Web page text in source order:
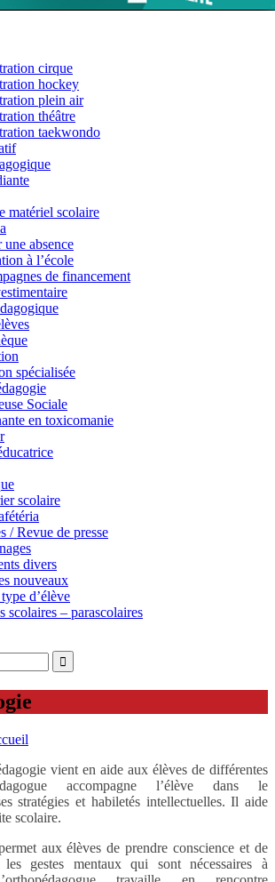
cirque
hockey
plein air
théâtre
taekwondo
matériel scolaire
une absence
à l’école
de financement
spécialisée
Sociale
en toxicomanie
scolaire
/ Revue de presse
divers
nouveaux
d’élève
scolaires – parascolaires
vient en aide aux élèves de différentes
accompagne l’élève dans le
stratégies et habiletés intellectuelles. Il aide
scolaire.
aux élèves de prendre conscience et de
gestes mentaux qui sont nécessaires à